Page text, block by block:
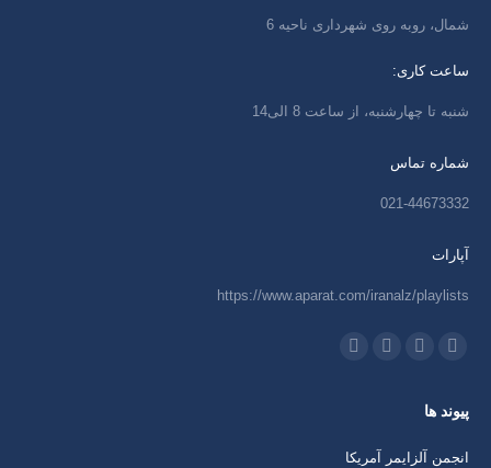
شمال، روبه روی شهرداری ناحیه 6
ساعت کاری:
شنبه تا چهارشنبه، از ساعت 8 الی14
شماره تماس
021-44673332
آپارات
https://www.aparat.com/iranalz/playlists
ما را دنبال کنید در:
کردن
پیوند ها
انجمن آلزایمر آمریکا